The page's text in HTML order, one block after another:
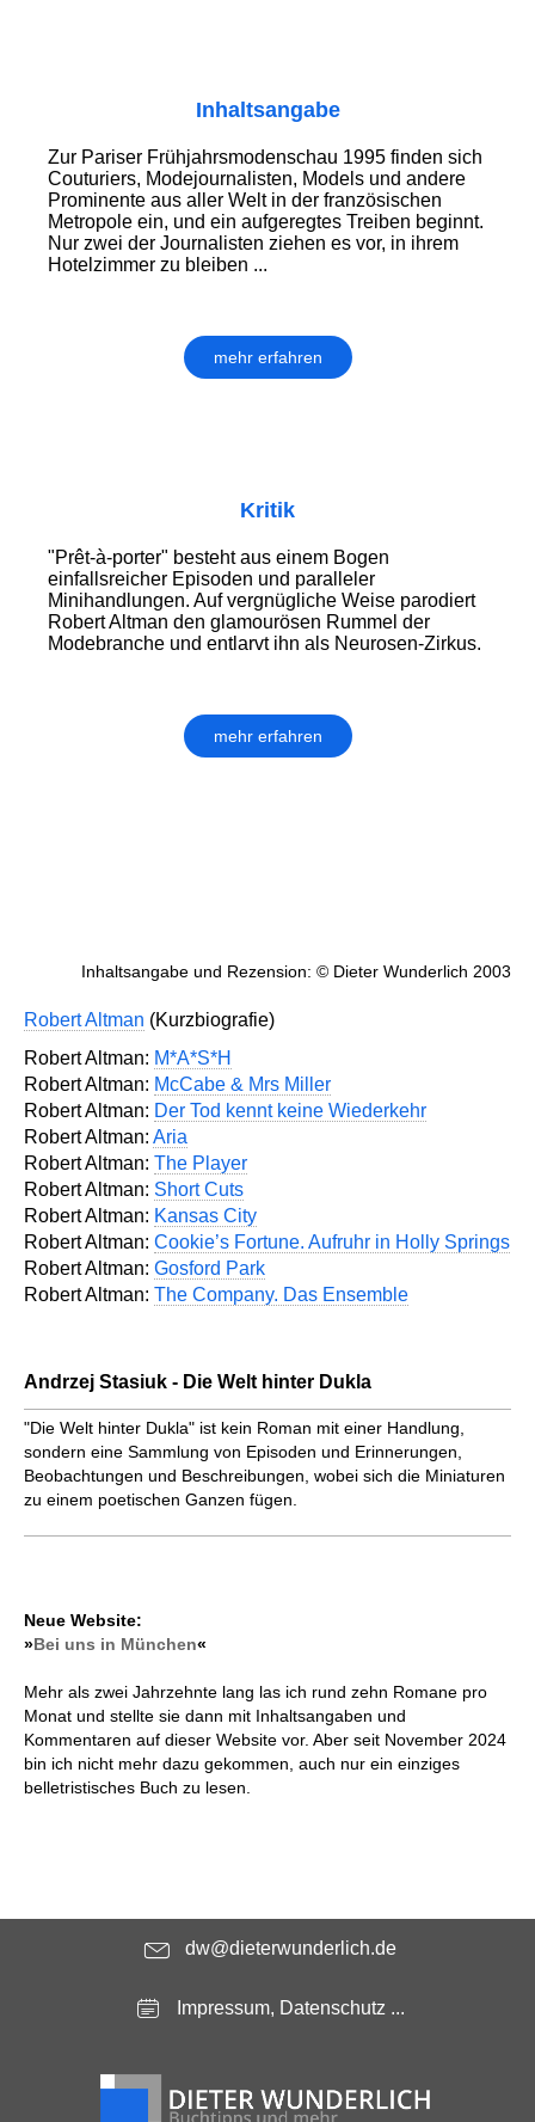
Inhaltsangabe
Zur Pariser Frühjahrsmodenschau 1995 finden sich
Couturiers, Modejournalisten, Models und andere
Prominente aus aller Welt in der französischen
Metropole ein, und ein aufgeregtes Treiben beginnt.
Nur zwei der Journalisten ziehen es vor, in ihrem
Hotelzimmer zu bleiben ...
mehr erfahren
Kritik
"Prêt-à-porter" besteht aus einem Bogen
einfallsreicher Episoden und paralleler
Minihandlungen. Auf vergnügliche Weise parodiert
Robert Altman den glamourösen Rummel der
Modebranche und entlarvt ihn als Neurosen-Zirkus.
mehr erfahren
Inhaltsangabe und Rezension: © Dieter Wunderlich 2003
Robert Altman (Kurzbiografie)
Robert Altman: M*A*S*H
Robert Altman: McCabe & Mrs Miller
Robert Altman: Der Tod kennt keine Wiederkehr
Robert Altman: Aria
Robert Altman: The Player
Robert Altman: Short Cuts
Robert Altman: Kansas City
Robert Altman: Cookie’s Fortune. Aufruhr in Holly Springs
Robert Altman: Gosford Park
Robert Altman: The Company. Das Ensemble
Andrzej Stasiuk - Die Welt hinter Dukla
"Die Welt hinter Dukla" ist kein Roman mit einer Handlung,
sondern eine Sammlung von Episoden und Erinnerungen,
Beobachtungen und Beschreibungen, wobei sich die Miniaturen
zu einem poetischen Ganzen fügen.
Neue Website:
»Bei uns in München«
Mehr als zwei Jahrzehnte lang las ich rund zehn Romane pro
Monat und stellte sie dann mit Inhaltsangaben und
Kommentaren auf dieser Website vor. Aber seit November 2024
bin ich nicht mehr dazu gekommen, auch nur ein einziges
belletristisches Buch zu lesen.
dw@dieterwunderlich.de
Impressum, Datenschutz ...